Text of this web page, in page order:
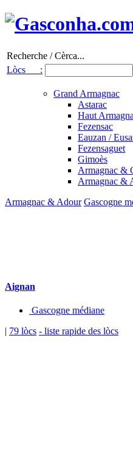
Recherche / Cèrca...
Lòcs :
Grand Armagnac
Astarac
Haut
Fezensac
Eauzan /
Fezensaguet
Gimoès
Armagnac &
Armagnac &
Armagnac & Adour Gascogne
Aignan
Gascogne médiane
| 79 lòcs - liste rapide des lòcs